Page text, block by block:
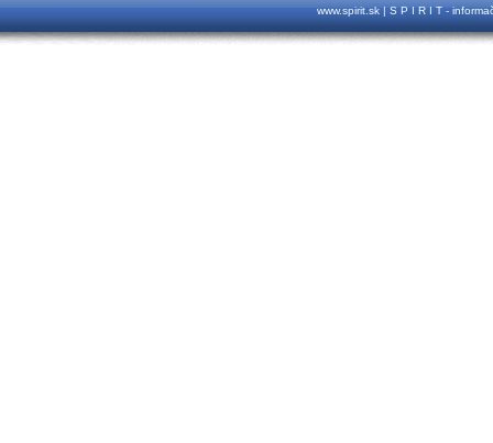
www.spirit.sk | S P I R I T -